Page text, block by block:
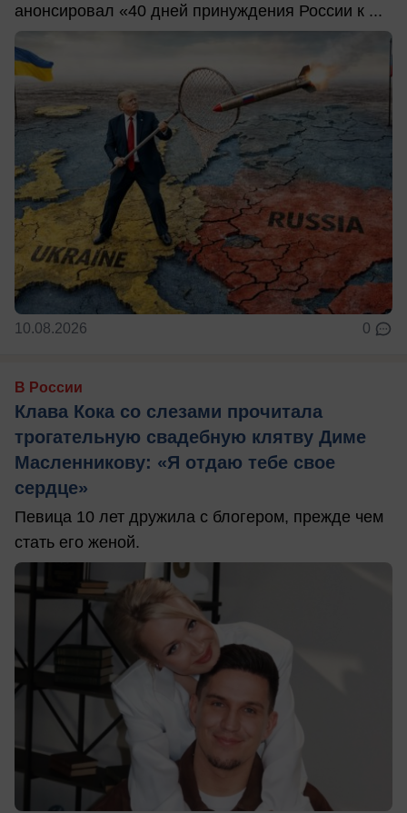
анонсировал «40 дней принуждения России к ...
10.08.2026 0
В России
Клава Кока со слезами прочитала
трогательную свадебную клятву Диме
Масленникову: «Я отдаю тебе свое
сердце»
Певица 10 лет дружила с блогером, прежде чем
стать его женой.